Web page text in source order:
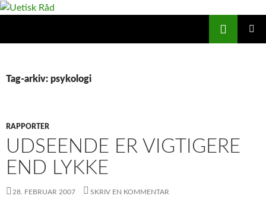
Hop
Tag-arkiv: psykologi
RAPPORTER
UDSEENDE ER VIGTIGERE
END LYKKE
28. FEBRUAR 2007 SKRIV EN KOMMENTAR